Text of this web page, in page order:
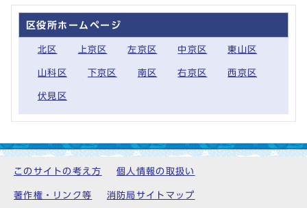
区役所ホームページ
北区 上京区 左京区 中京区 東山区
山科区 下京区 南区 右京区 西京区
伏見区
このサイトの考え方 個人情報の取扱い
著作権・リンク等 消防局サイトマップ